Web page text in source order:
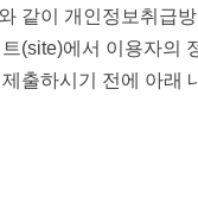
같이 개인정보취급
(site)에서 이용자의
출하시기 전에 아래